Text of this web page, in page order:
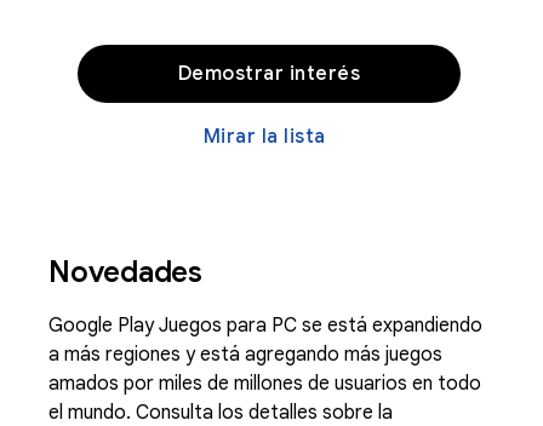
Demostrar interés
Mirar la lista
Novedades
Google Play Juegos para PC se está expandiendo
a más regiones y está agregando más juegos
amados por miles de millones de usuarios en todo
el mundo. Consulta los detalles sobre la